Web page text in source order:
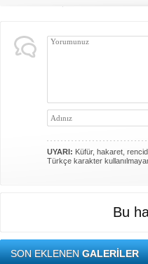
UYARI: Küfür, hakaret,
Türkçe karakter
Bu
SON EKLENENGALERİLER